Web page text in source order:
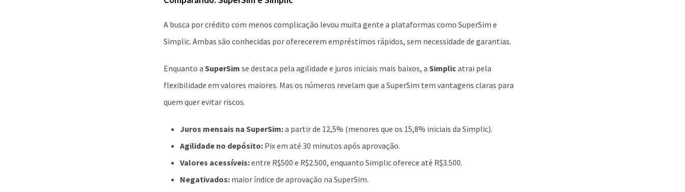
A busca por crédito com menos complicação levou muita gente a plataformas como SuperSim e
Simplic. Ambas são conhecidas por oferecerem empréstimos rápidos, sem necessidade de garantias.
Enquanto a SuperSim se destaca pela agilidade e juros iniciais mais baixos, a Simplicatrai pela
flexibilidade em valores maiores. Mas os números revelam que a SuperSim tem vantagens claras para
quem quer evitar riscos.
Juros mensais na SuperSim:a partir de 12,5% (menores que os 15,8% iniciais da Simplic).
Agilidade no depósito: Pix em até 30 minutos após aprovação.
Valores acessíveis:entre R$500 e R$2.500, enquanto Simplic oferece até R$3.500.
Negativados: maior índice de aprovação na SuperSim.